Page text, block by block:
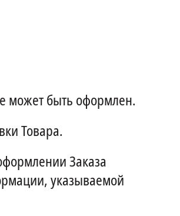
может быть оформлен.
Товара.
Заказа
указываемой